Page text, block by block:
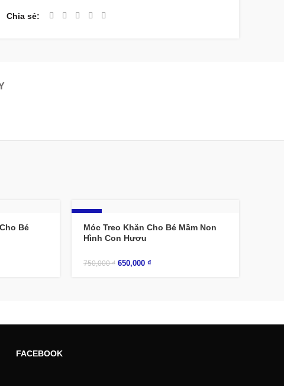
Chia sẻ
Bé
-13%
Móc Treo Khăn Cho Bé Mầm Non
Hình Con Hươu
750,000₫ 650,000 ₫
FACEBOOK